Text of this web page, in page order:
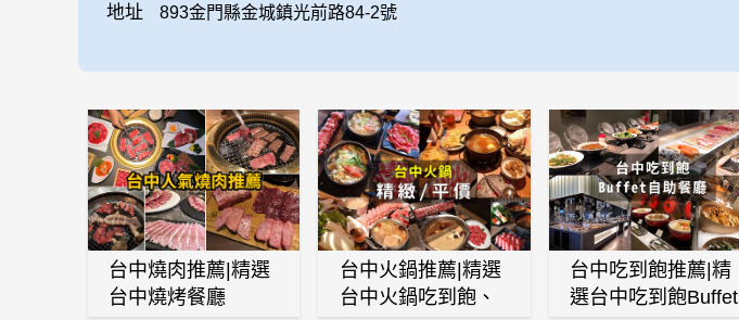
地址 893金門縣金城鎮光前路84-2號
台中燒肉推薦|精選
台中燒烤餐廳
台中火鍋推薦|精選
台中火鍋吃到飽、
台中吃到飽推薦|精
選台中吃到飽Buffet